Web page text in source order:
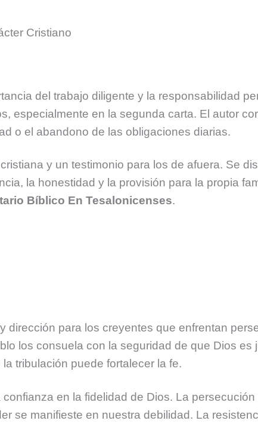
Cristiano
del trabajo diligente y la responsabilidad
especialmente en la segunda carta. El autor
o el abandono de las obligaciones diarias.
y un testimonio para los de afuera. Se
la honestidad y la provisión para la propia
Bíblico En Tesalonicenses.
dirección para los creyentes que enfrentan
los consuela con la seguridad de que Dios es
tribulación puede fortalecer la fe.
en la fidelidad de Dios. La
se manifieste en nuestra debilidad. La